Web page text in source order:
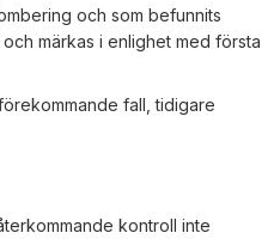
och som befunnits
märkas i enlighet med första
fall, tidigare
kontroll inte